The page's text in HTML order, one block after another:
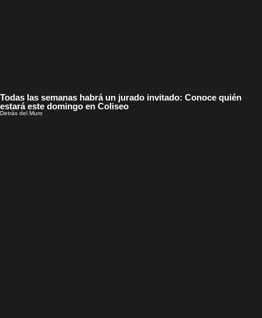
Todas las semanas habrá un jurado invitado: Conoce quién
estará este domingo en Coliseo
Detrás del Muro